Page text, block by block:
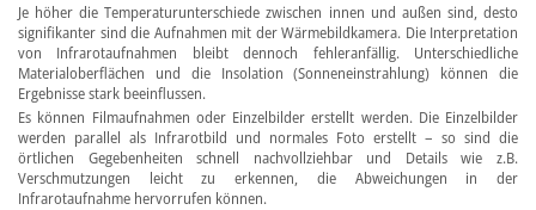
Je höher die Temperaturunterschiede zwischen innen und außen sind, desto
signifikanter sind die Aufnahmen mit der Wärmebildkamera. Die Interpretation
von Infrarotaufnahmen bleibt dennoch fehleranfällig. Unterschiedliche
Materialoberflächen und die Insolation (Sonneneinstrahlung) können die
Ergebnisse stark beeinflussen.
Es können Filmaufnahmen oder Einzelbilder erstellt werden. Die Einzelbilder
werden parallel als Infrarotbild und normales Foto erstellt – so sind die
örtlichen Gegebenheiten schnell nachvollziehbar und Details wie z.B.
Verschmutzungen leicht zu erkennen, die Abweichungen in der
Infrarotaufnahme hervorrufen können.